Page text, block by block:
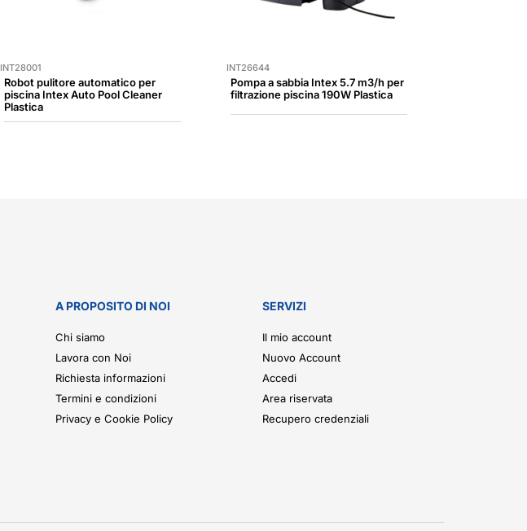
INT28001
Robot pulitore automatico per
piscina Intex Auto Pool Cleaner
Plastica
INT26644
Pompa a sabbia Intex 5.7 m3/h per
filtrazione piscina 190W Plastica
A PROPOSITO DI NOI
Chi siamo
Lavora con Noi
Richiesta informazioni
Termini e condizioni
Privacy e Cookie Policy
SERVIZI
Il mio account
Nuovo Account
Accedi
Area riservata
Recupero credenziali